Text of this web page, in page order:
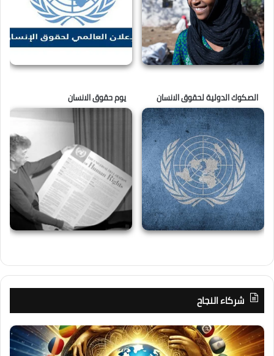
الصكوك الدولية لحقوق الانسان يوم حقوق الانسان
شركاء النجاح